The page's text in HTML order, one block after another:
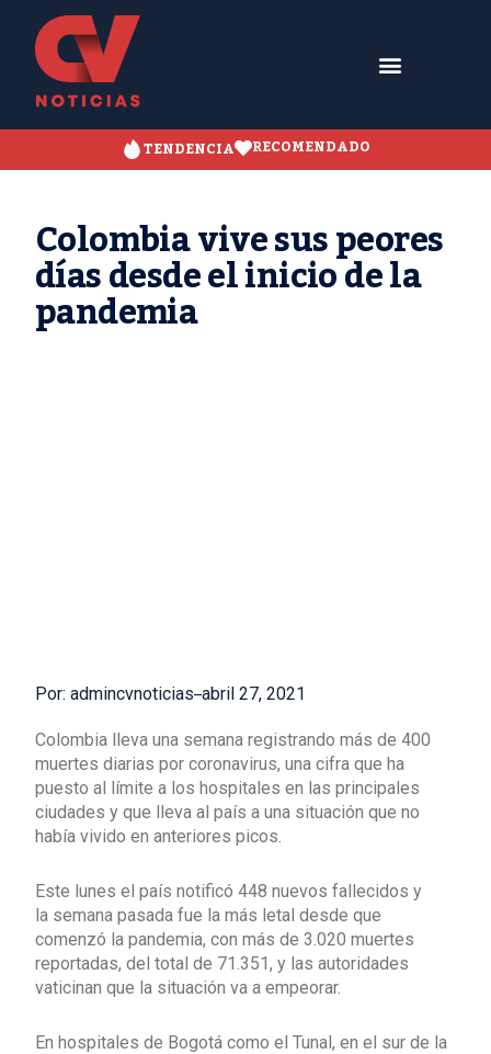
TENDENCIA RECOMENDADO
Colombia vive sus peores
días desde el inicio de la
pandemia
Por: admincvnoticias abril 27, 2021
Colombia lleva una semana registrando más de 400
muertes diarias por coronavirus, una cifra que ha
puesto al límite a los hospitales en las principales
ciudades y que lleva al país a una situación que no
había vivido en anteriores picos.
Este lunes el país notificó 448 nuevos fallecidos y
la semana pasada fue la más letal desde que
comenzó la pandemia, con más de 3.020 muertes
reportadas, del total de 71.351, y las autoridades
vaticinan que la situación va a empeorar.
En hospitales de Bogotá como el Tunal, en el sur de la